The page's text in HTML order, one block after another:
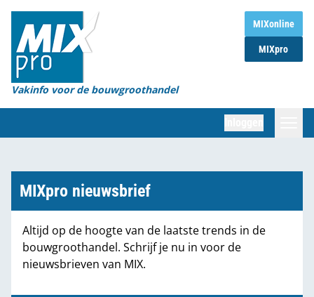
MIXonline
MIXpro
Vakinfo voor de bouwgroothandel
Home
Magazines
Organisaties
Marktcijfers
Partners
MIXpro nieuwsbrief
Altijd op de hoogte van de laatste trends in de
bouwgroothandel. Schrijf je nu in voor de
nieuwsbrieven van MIX.